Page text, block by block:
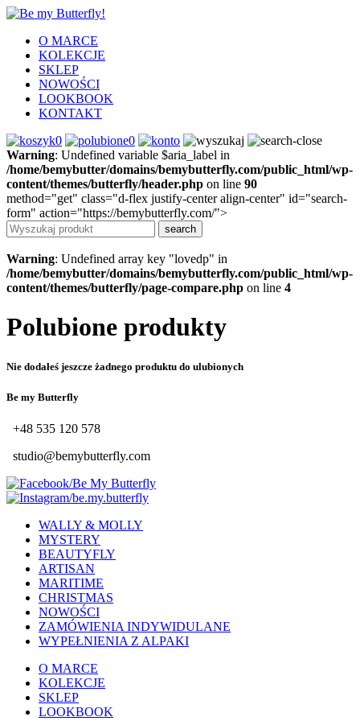
O MARCE
KOLEKCJE
SKLEP
NOWOŚCI
LOOKBOOK
KONTAKT
0
0
Warning: Undefined variable $aria_label in
/home/bemybutter/domains/bemybutterfly.com/public_html/wp-
content/themes/butterfly/header.php on line 90
method="get" class="d-flex justify-center align-center" id="search-
form" action="https://bemybutterfly.com/">
Warning: Undefined array key "lovedp" in
/home/bemybutter/domains/bemybutterfly.com/public_html/wp-
content/themes/butterfly/page-compare.php on line 4
Polubione produkty
Nie dodałeś jeszcze żadnego produktu do ulubionych
Be my Butterfly
+48 535 120 578
studio@bemybutterfly.com
/Be My Butterfly
/be.my.butterfly
WALLY & MOLLY
MYSTERY
BEAUTYFLY
ARTISAN
MARITIME
CHRISTMAS
NOWOŚCI
ZAMÓWIENIA INDYWIDULANE
WYPEŁNIENIA Z ALPAKI
O MARCE
KOLEKCJE
SKLEP
LOOKBOOK